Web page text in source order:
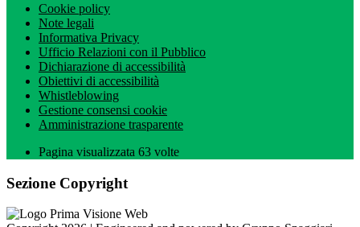
Cookie policy
Note legali
Informativa Privacy
Ufficio Relazioni con il Pubblico
Dichiarazione di accessibilità
Obiettivi di accessibilità
Whistleblowing
Gestione consensi cookie
Amministrazione trasparente
Pagina visualizzata 63 volte
Sezione Copyright